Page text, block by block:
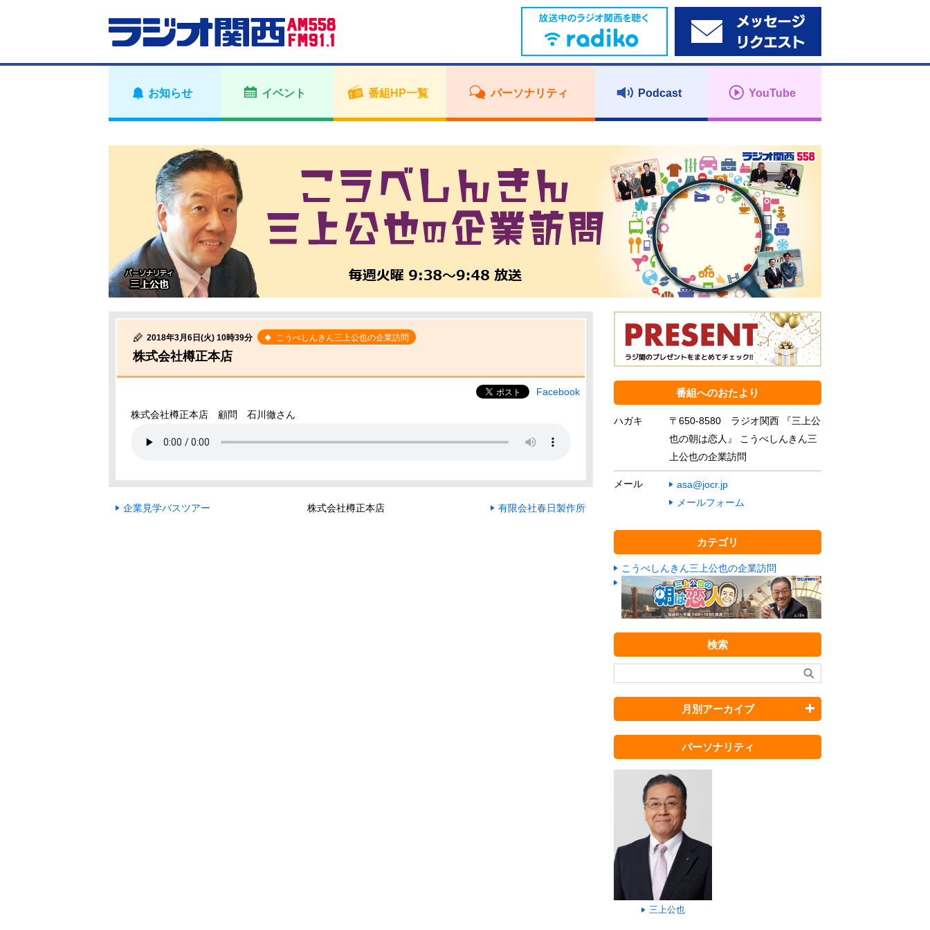
お知らせ イベント 番組HP一覧 パーソナリティ Podcast YouTube
2018年3月6日(火) 10時39分 こうべしんきん三上公也の企業訪問
株式会社樽正本店
Facebook
株式会社樽正本店 顧問 石川徹さん
企業見学バスツアー 株式会社樽正本店 有限会社春日製作所
番組へのおたより
ハガキ
〒650-8580 ラジオ関西 『三上公
也の朝は恋人』 こうべしんきん三
上公也の企業訪問
メール
asa@jocr.jp
メールフォーム
カテゴリ
こうべしんきん三上公也の企業訪問
検索
月別アーカイブ
パーソナリティ
三上公也